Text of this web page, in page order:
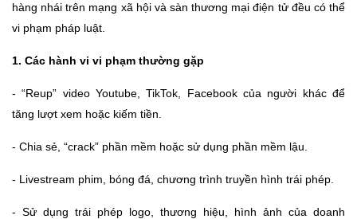
hàng nhái trên mạng xã hội và sàn thương mại điện tử đều có thể
vi phạm pháp luật.
1. Các hành vi vi phạm thường gặp
- “Reup” video Youtube, TikTok, Facebook của người khác để
tăng lượt xem hoặc kiếm tiền.
- Chia sẻ, “crack” phần mềm hoặc sử dụng phần mềm lậu.
- Livestream phim, bóng đá, chương trình truyền hình trái phép.
- Sử dụng trái phép logo, thương hiệu, hình ảnh của doanh